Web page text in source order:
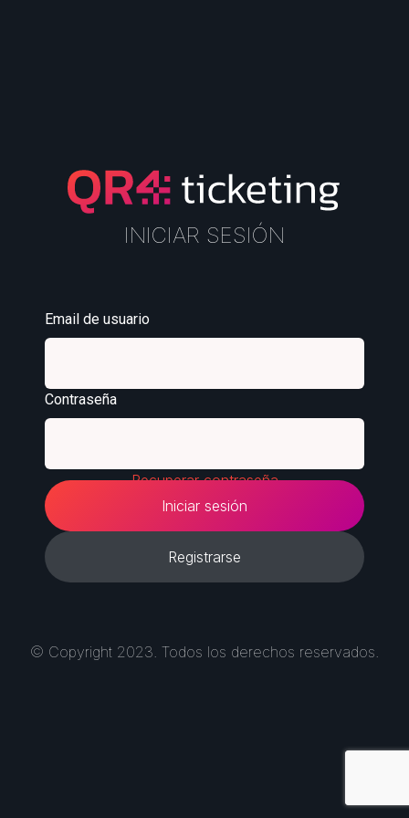
INICIAR SESIÓN
Email de usuario
Contraseña
Recuperar contraseña
Iniciar sesión
Registrarse
© Copyright 2023. Todos los derechos reservados.